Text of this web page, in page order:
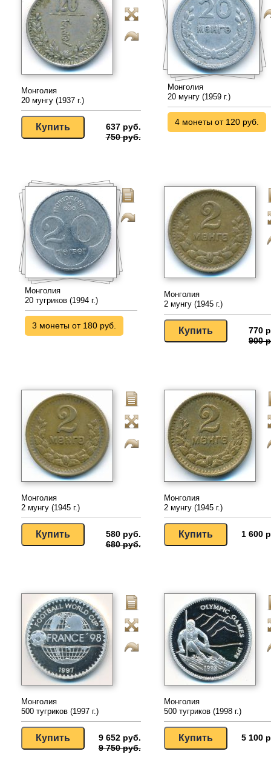
Монголия
20 мунгу (1937 г.)
637 руб.
750 руб.
Монголия
20 мунгу (1959 г.)
4 монеты от 120 руб.
Монголия
20 тугриков (1994 г.)
3 монеты от 180 руб.
Монголия
2 мунгу (1945 г.)
770
900
Монголия
2 мунгу (1945 г.)
580 руб.
680 руб.
Монголия
2 мунгу (1945 г.)
1 600
Монголия
500 тугриков (1997 г.)
9 652 руб.
9 750 руб.
Монголия
500 тугриков (1998 г.)
5 100